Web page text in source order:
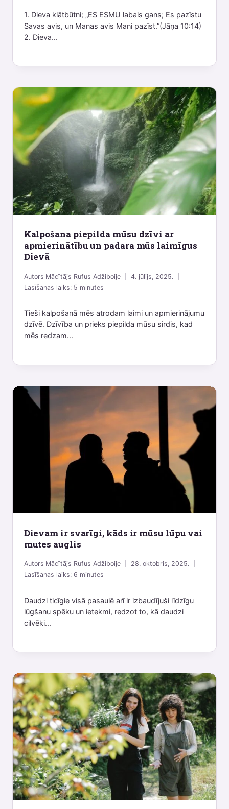
1. Dieva klātbūtni; „ES ESMU labais gans; Es pazīstu
Savas avis, un Manas avis Mani pazīst.”(Jāņa 10:14)
2. Dieva...
Kalpošana piepilda mūsu dzīvi ar
apmierinātību un padara mūs laimīgus
Dievā
Autors Mācītājs Rufus Adžiboije
4. jūlijs, 2025.
Lasīšanas laiks:5 minutes
Tieši kalpošanā mēs atrodam laimi un apmierinājumu
dzīvē. Dzīvība un prieks piepilda mūsu sirdis, kad
mēs redzam...
Dievam ir svarīgi, kāds ir mūsu lūpu vai
mutes auglis
Autors Mācītājs Rufus Adžiboije
28. oktobris, 2025.
Lasīšanas laiks:6 minutes
Daudzi ticīgie visā pasaulē arī ir izbaudījuši līdzīgu
lūgšanu spēku un ietekmi, redzot to, kā daudzi
cilvēki...